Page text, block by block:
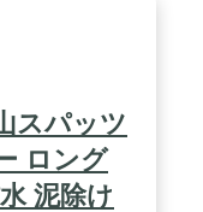
スパッツ
ロング
泥除け